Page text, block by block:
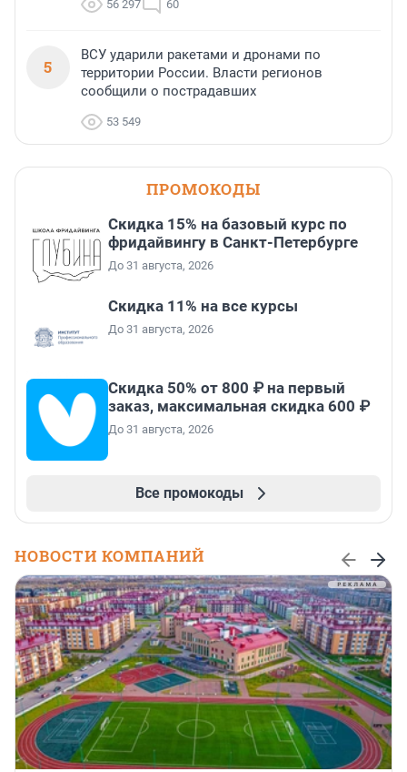
56 297 60
5
ВСУ ударили ракетами и дронами по
территории России. Власти регионов
сообщили о пострадавших
53 549
ПРОМОКОДЫ
Скидка 15% на базовый курс по
фридайвингу в Санкт-Петербурге
До 31 августа, 2026
Скидка 11% на все курсы
До 31 августа, 2026
Скидка 50% от 800 ₽ на первый
заказ, максимальная скидка 600 ₽
До 31 августа, 2026
Все промокоды
НОВОСТИ КОМПАНИЙ